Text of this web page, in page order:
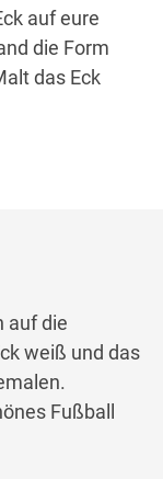
auf eure
die Form
das Eck
auf die
weiß und das
Fußball